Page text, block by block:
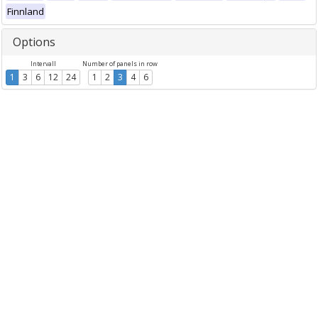
Finnland
Options
Intervall
1 3 6 12 24
Number of panels in row
1 2 3 4 6